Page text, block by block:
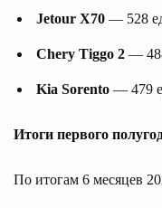
Jetour X70 — 528
Chery Tiggo 2 —
Kia Sorento — 479
Итоги первого
По итогам 6 месяцев